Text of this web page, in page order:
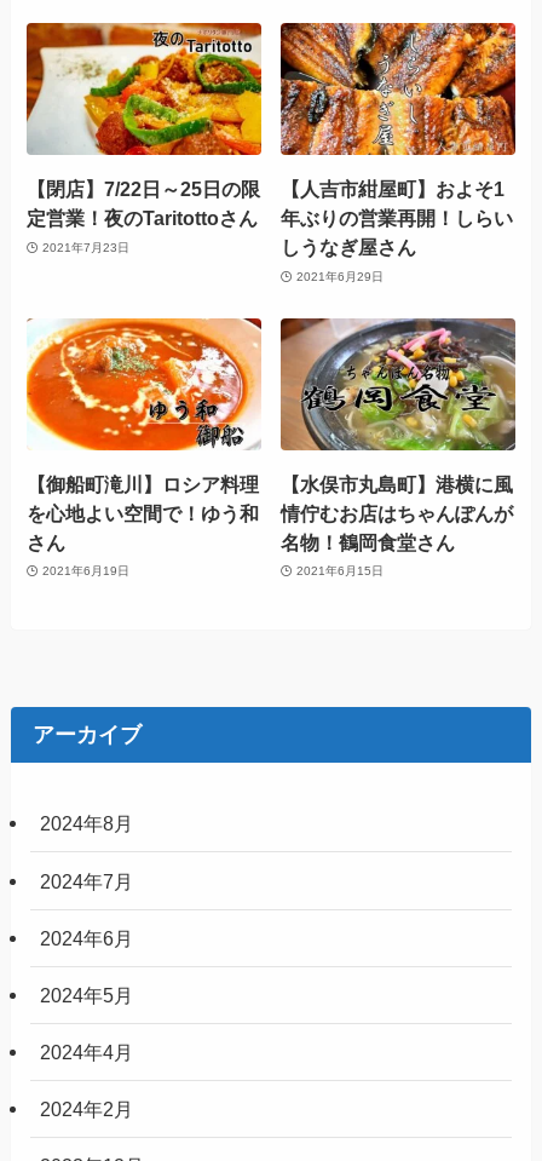
【閉店】7/22日～25日の限
定営業！⁡夜のTaritottoさん
2021年7月23日
【人吉市紺屋町】およそ1
年ぶりの営業再開！しらい
しうなぎ屋さん
2021年6月29日
【御船町滝川】ロシア料理
を心地よい空間で！ゆう和
さん
2021年6月19日
【水俣市丸島町】港横に風
情佇むお店はちゃんぽんが
名物！鶴岡食堂さん
2021年6月15日
アーカイブ
2024年8月
2024年7月
2024年6月
2024年5月
2024年4月
2024年2月